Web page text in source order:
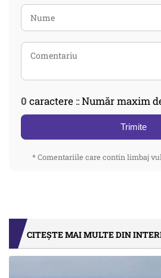
0 caractere :: Număr maxim
Trimite
* Comentariile care contin limbaj
CITEȘTE MAI MULTE DIN